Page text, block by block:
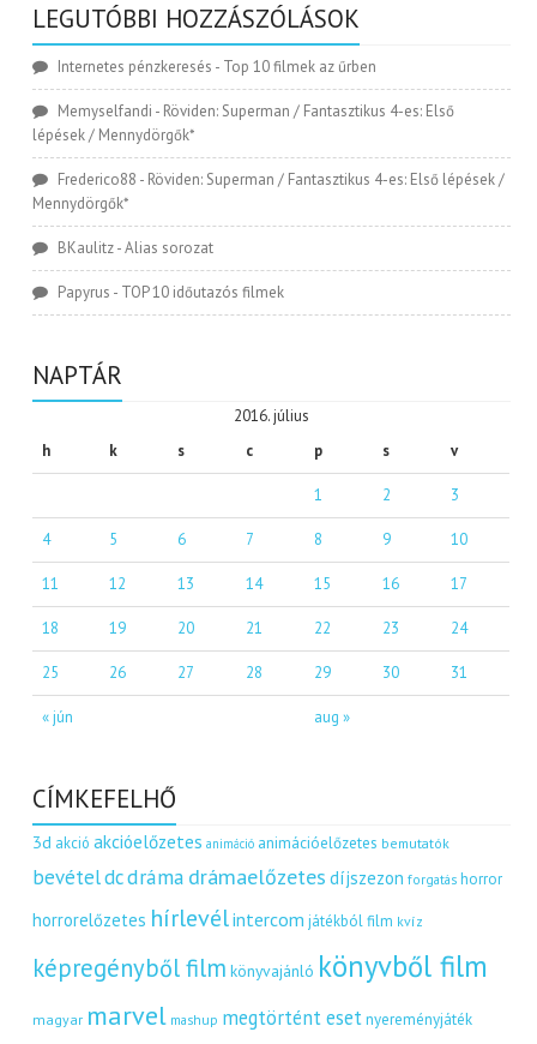
LEGUTÓBBI HOZZÁSZÓLÁSOK
Internetes pénzkeresés - Top 10 filmek az űrben
Memyselfandi - Röviden: Superman / Fantasztikus 4-es: Első
lépések / Mennydörgők*
Frederico88 - Röviden: Superman / Fantasztikus 4-es: Első lépések /
Mennydörgők*
BKaulitz-Alias sorozat
Papyrus - TOP 10 időutazós filmek
NAPTÁR
2016. július
h
k s c p s v
« jún aug »
1 2 3
4 5 6 7 8 9 10
11 12 13 14 15 16 17
18 19 20 21 22 23 24
25 26 27 28 29 30 31
CÍMKEFELHŐ
3d akció akcióelőzetes animáció animációelőzetes bemutatók
bevételdcdráma drámaelőzetes díjszezon forgatás horror
horrorelőzetes hírlevélintercom játékból film kvíz
képregényből film könyvajánló könyvből film
magyar marvel mashup megtörtént eset nyereményjáték